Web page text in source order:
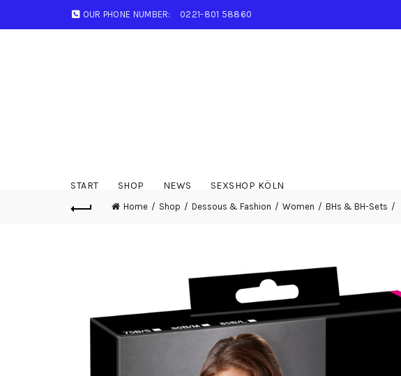
OUR PHONE NUMBER: 0221-801 58860
START SHOP NEWS SEXSHOP KÖLN
Home Shop Dessous & Fashion Women BHs & BH-Sets